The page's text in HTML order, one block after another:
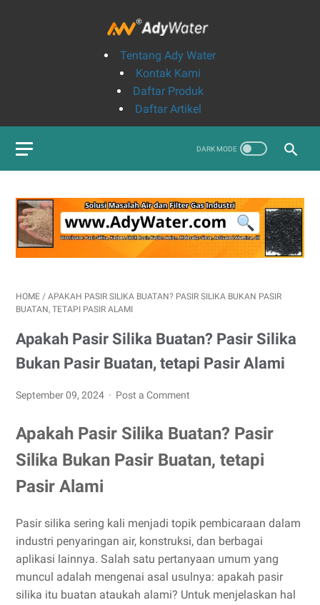
Tentang Ady Water
Kontak Kami
Daftar Produk
Daftar Artikel
HOME / APAKAH PASIR SILIKA BUATAN? PASIR SILIKA BUKAN PASIR
BUATAN, TETAPI PASIR ALAMI
Apakah Pasir Silika Buatan? Pasir Silika
Bukan Pasir Buatan, tetapi Pasir Alami
September 09, 2024 Post a Comment
Apakah Pasir Silika Buatan? Pasir
Silika Bukan Pasir Buatan, tetapi
Pasir Alami
Pasir silika sering kali menjadi topik pembicaraan dalam
industri penyaringan air, konstruksi, dan berbagai
aplikasi lainnya. Salah satu pertanyaan umum yang
muncul adalah mengenai asal usulnya: apakah pasir
silika itu buatan ataukah alami? Untuk menjelaskan hal